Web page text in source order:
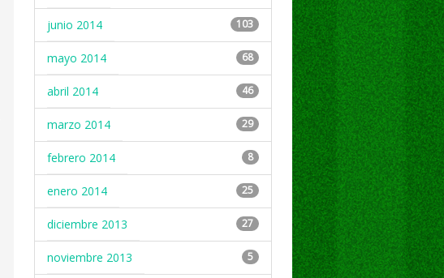
junio 2014 103
mayo 2014 68
abril 2014 46
marzo 2014 29
febrero 2014 8
enero 2014 25
diciembre 2013 27
noviembre 2013 5